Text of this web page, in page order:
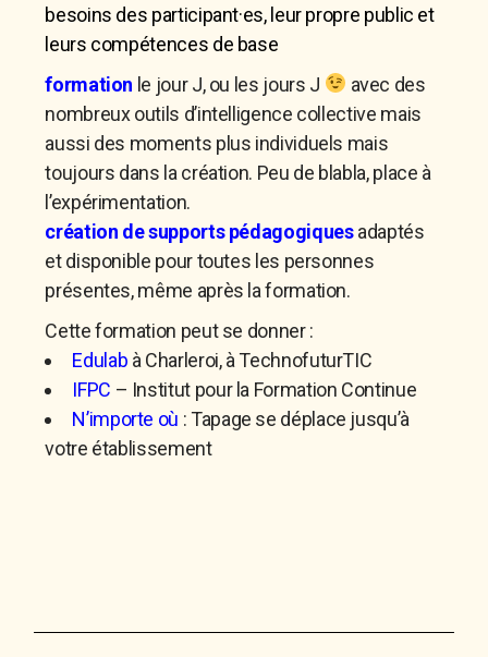
besoins des participant·es, leur propre public et
leurs compétences de base
formation le jour J, ou les jours J
avec des
nombreux outils d’intelligence collective mais
aussi des moments plus individuels mais
toujours dans la création. Peu de blabla, place à
l’expérimentation.
création de supports pédagogiquesadaptés
et disponible pour toutes les personnes
présentes, même après la formation.
Cette formation peut se donner :
Edulab à Charleroi, à TechnofuturTIC
IFPC – Institut pour la Formation Continue
N’importe où : Tapage se déplace jusqu’à
votre établissement